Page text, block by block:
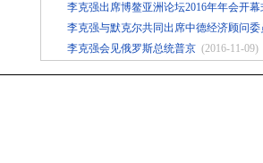
李克强出席博鳌亚洲论坛2016年年会开
李克强与默克尔共同出席中德经济顾问委
李克强会见俄罗斯总统普京 (2016-11-09)